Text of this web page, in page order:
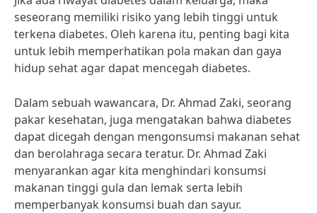
seseorang memiliki risiko yang lebih tinggi untuk
terkena diabetes. Oleh karena itu, penting bagi kita
untuk lebih memperhatikan pola makan dan gaya
hidup sehat agar dapat mencegah diabetes.
Dalam sebuah wawancara, Dr. Ahmad Zaki, seorang
pakar kesehatan, juga mengatakan bahwa diabetes
dapat dicegah dengan mengonsumsi makanan sehat
dan berolahraga secara teratur. Dr. Ahmad Zaki
menyarankan agar kita menghindari konsumsi
makanan tinggi gula dan lemak serta lebih
memperbanyak konsumsi buah dan sayur.